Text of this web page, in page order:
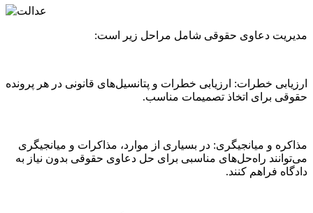
مدیریت دعاوی حقوقی شامل مراحل زیر است:
ارزیابی خطرات: ارزیابی خطرات و پتانسیل‌های قانونی در هر پرونده
حقوقی برای اتخاذ تصمیمات مناسب.
مذاکره و میانجیگری: در بسیاری از موارد، مذاکرات و میانجیگری
می‌توانند راه‌حل‌های مناسبی برای حل دعاوی حقوقی بدون نیاز به
دادگاه فراهم کنند.